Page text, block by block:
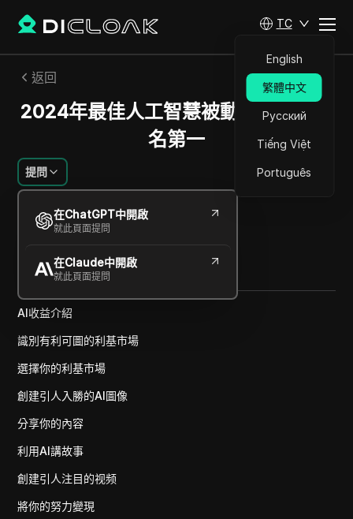
TC
English
繁體中文
Русский
Tiếng Việt
Português
返回
2024年最佳人工智慧被動收入副業排
名第一
提問
在ChatGPT中開啟
就此頁面提問
在Claude中開啟
就此頁面提問
林子峰
2024年12月 1 分鐘 閱讀
Copy Link
AI收益介紹
識別有利可圖的利基市場
選擇你的利基市場
創建引人入勝的AI圖像
分享你的內容
利用AI講故事
創建引人注目的视频
將你的努力變現